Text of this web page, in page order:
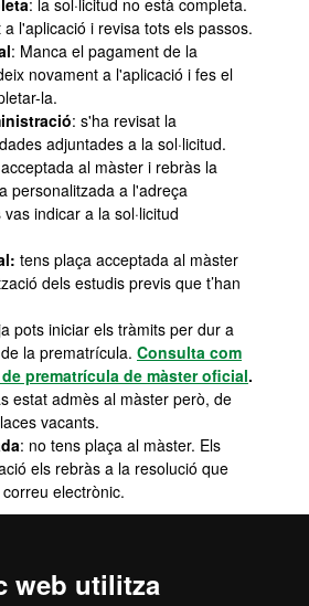
web utilitza
: la sol·licitud no està completa.
l'aplicació i revisa tots els passos.
: Manca el pagament de la
novament a l'aplicació i fes el
la.
: s'ha revisat la
adjuntades a la sol·licitud.
al màster i rebràs la
personalitzada a l'adreça
indicar a la sol·licitud
tens plaça acceptada al màster
dels estudis previs que t’han
pots iniciar els tràmits per dur a
la prematrícula. Consulta com
prematrícula de màster oficial.
estat admès al màster però, de
vacants.
: no tens plaça al màster. Els
els rebràs a la resolució que
electrònic.
Política i Dret Públic ofereix una beca